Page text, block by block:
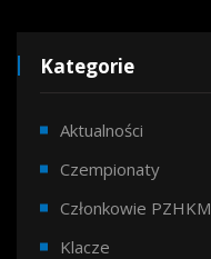
Kategorie
Aktualności
Czempionaty
Członkowie PZHKM
Klacze